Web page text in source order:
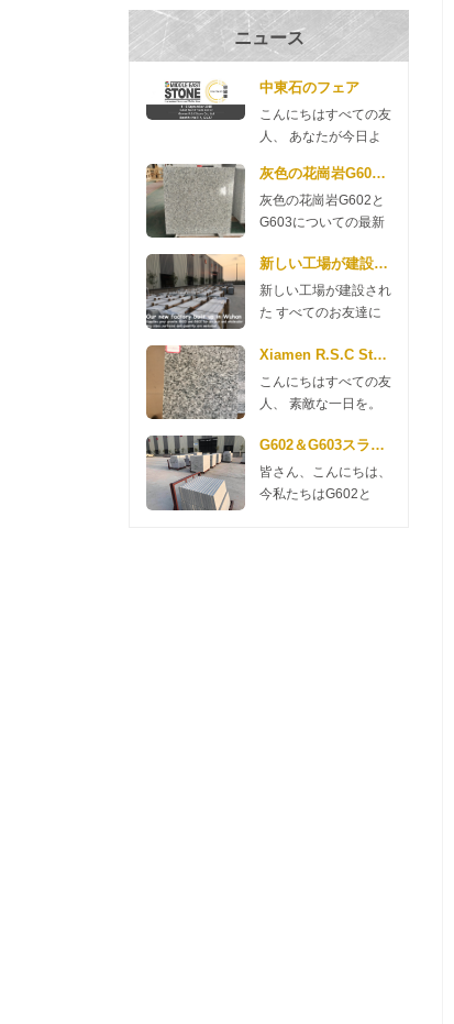
らを構築するのに役立ちます の家 過去
数十年。 私たちは出席する 厦門国際ス
ニュース
中東石のフェア
こんにちはすべての友
人、 あなたが今日よ
に。 来週、中東石宝
石博覧会に参加するこ
とを貴重なお知らせで
4日から6日に始まり
ます。 私たちのブー
スは7D127です 私た
リーと他の同僚が2
日、9月にそこにいま
す。ドバイの友人たち
時間があり、私たちを
訪問してくれるなら、
私たちに連絡してくだ
灰色の花崗岩G602とG603についての最新
灰色の花崗岩G602と
G603についての最新
を。 ここにG602と
G603の花崗岩のニュ
ースがありますので、
G602 70 * 240up *
2cm $ 11.35 / m2 3cm
$ 13.98 / m2 G603 70
/ m2 3cm $ 14.35 / m2
1つのコンテナは
450m2の花崗岩スラ
新しい工場が建設された
新しい工場が建設され
た すべてのお友達に
の会社は、今年新しい
工場を建設するお金を
費やしました。 花崗
年5月に建設されまし
た。 私たちのこの工
場は、 灰色のG602花
Xiamen R.S.C Stoneからの新しいG654花崗岩
こんにちはすべての友
人、 素敵な一日を。
ただきありがとうござ
います。 今日我々は
共有したい 灰色の新
G602＆G603スラブプロモーション
皆さん、こんにちは、
今私たちはG602と